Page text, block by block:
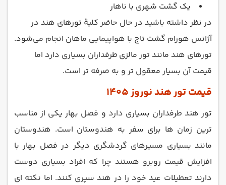
یک گشت شهری با ناهار
در نظر داشته باشید در حال حاضر کلیۀ تورهای هند در
آژانس هورام‌‌ گشت تاج با هواپیمایی ماهان انجام می‌شود.
تورهای هند مانند تور مالزی طرفداران بسیاری دارد اما
قیمت آن بسیار معقول‌ تر و به‌ صرفه‌ تر است.
قیمت تور هند نوروز 1405
تور هند طرفداران بسیاری دارد و فصل بهار یکی از مناسب
ترین زمان ها برای سفر به هندوستان است. هندوستان
مانند بسیاری مسیرهای گردشگری دیگر در فصل بهار با
افزایش قیمت روبرو هستند چرا که افراد بسیاری دوست
دارند تعطیلات عید خود را در هند سپری کنند. اما نکته ای